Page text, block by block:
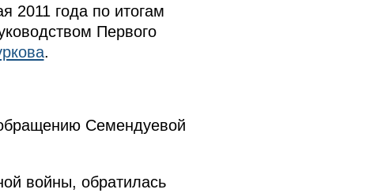
2011 года по итогам
Первого
.
Семендуевой
войны, обратилась